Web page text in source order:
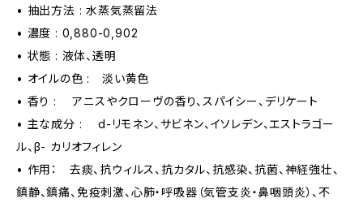
• 抽出方法 : 水蒸気蒸留法
• 濃度 : 0,880-0,902
• 状態 : 液体、透明
• オイルの色 : 淡い黄色
• 香り : アニスやクローヴの香り、スパイシー、デリケート
• 主な成分 : d-リモネン、サビネン、イソレデン、エストラゴー
ル、β- カリオフィレン
• 作用： 去痰、抗ウィルス、抗カタル、抗感染、抗菌、神経強壮、
鎮静、鎮痛、免疫刺激、心肺・呼吸器（気管支炎・鼻咽頭炎）、不